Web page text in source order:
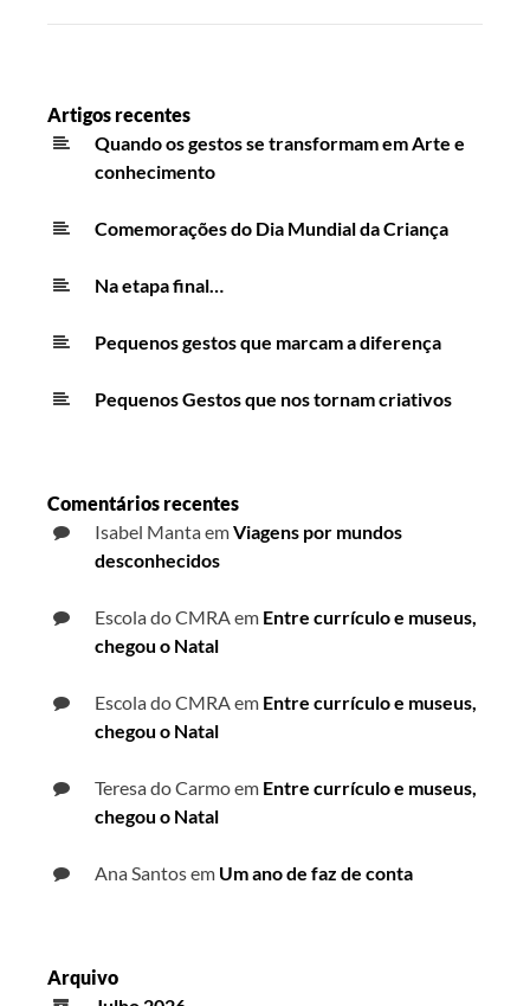
Artigos recentes
Quando os gestos se transformam em Arte e
conhecimento
Comemorações do Dia Mundial da Criança
Na etapa final…
Pequenos gestos que marcam a diferença
Pequenos Gestos que nos tornam criativos
Comentários recentes
Isabel MantaemViagens por mundos
desconhecidos
Escola do CMRA em Entre currículo e museus,
chegou o Natal
Escola do CMRA em Entre currículo e museus,
chegou o Natal
Teresa do Carmoem Entre currículo e museus,
chegou o Natal
Ana Santosem Um ano de faz de conta
Arquivo